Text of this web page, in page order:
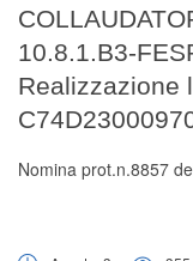
10.8.1.B3-
Realizzazione
Nomina prot.n.8857